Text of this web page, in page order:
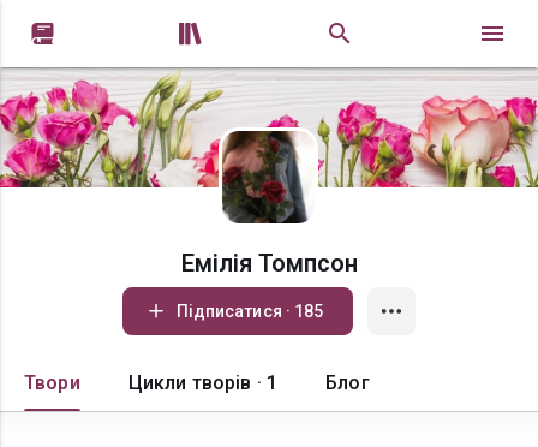
 
Емілія Томпсон
Підписатися · 185
Твори Цикли творів · 1 Блог